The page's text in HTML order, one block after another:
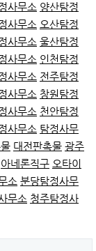
사무소 양산탐정
사무소 오산탐정
사무소 울산탐정
사무소 인천탐정
사무소 전주탐정
사무소 창원탐정
사무소 천안탐정
사무소 탐정사무
대전판촉물 광주
아네론직구 오타이
소 분당탐정사무
무소 청주탐정사